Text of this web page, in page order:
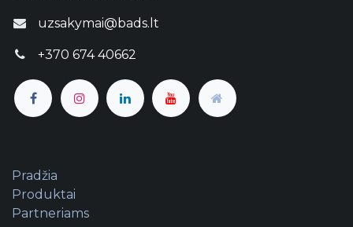
uzsakymai@bads.lt
+370 674 40662
Pradžia
Produktai
Partneriams